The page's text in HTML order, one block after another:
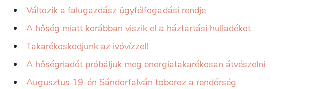
Változik a falugazdász ügyfélfogadási rendje
A hőség miatt korábban viszik el a háztartási hulladékot
Takarékoskodjunk az ivóvízzel!
A hőségriadót próbáljuk meg energiatakarékosan átvészelni
Augusztus 19-én Sándorfalván toboroz a rendőrség